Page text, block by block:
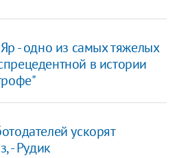
- одно из самых тяжелых
в истории
ускорят
- Рудик